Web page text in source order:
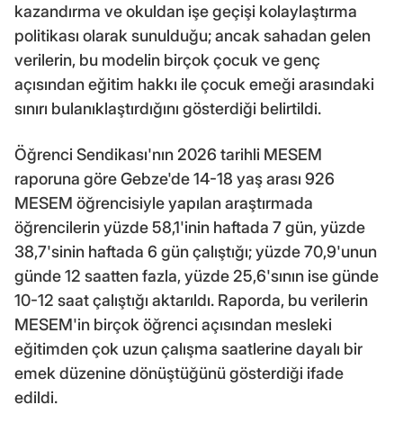
kazandırma ve okuldan işe geçişi kolaylaştırma
politikası olarak sunulduğu; ancak sahadan gelen
verilerin, bu modelin birçok çocuk ve genç
açısından eğitim hakkı ile çocuk emeği arasındaki
sınırı bulanıklaştırdığını gösterdiği belirtildi.
Öğrenci Sendikası'nın 2026 tarihli MESEM
raporuna göre Gebze'de 14-18 yaş arası 926
MESEM öğrencisiyle yapılan araştırmada
öğrencilerin yüzde 58,1'inin haftada 7 gün, yüzde
38,7'sinin haftada 6 gün çalıştığı; yüzde 70,9'unun
günde 12 saatten fazla, yüzde 25,6'sının ise günde
10-12 saat çalıştığı aktarıldı. Raporda, bu verilerin
MESEM'in birçok öğrenci açısından mesleki
eğitimden çok uzun çalışma saatlerine dayalı bir
emek düzenine dönüştüğünü gösterdiği ifade
edildi.